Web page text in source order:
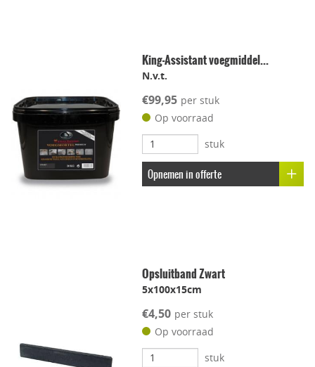
Kleur-ondersteunend
Uitbloei remmend
King-Assistant voegmiddel...
N.v.t.
€99,95 per stuk
Op voorraad
stuk
Opnemen in offerte
Opsluitband Zwart
5x100x15cm
€4,50 per stuk
Op voorraad
stuk